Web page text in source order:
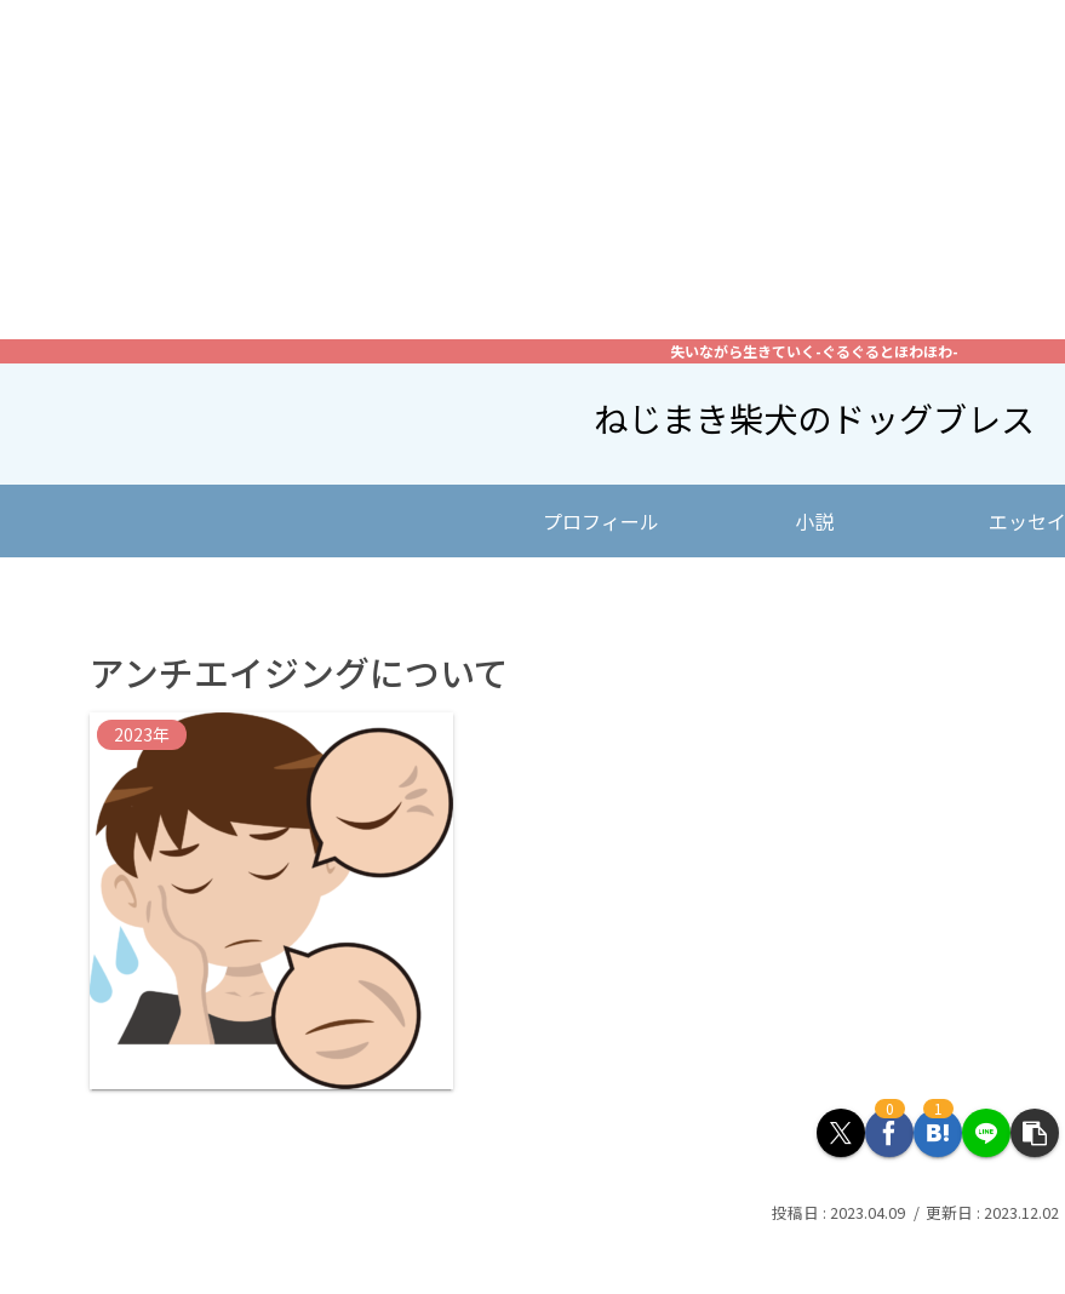
失いながら生きていく-ぐるぐるとほわほわ-
ねじまき柴犬のドッグブレス
プロフィール 小説 エッセイ
アンチエイジングについて
2023年
0 1
2023.04.09 2023.12.02